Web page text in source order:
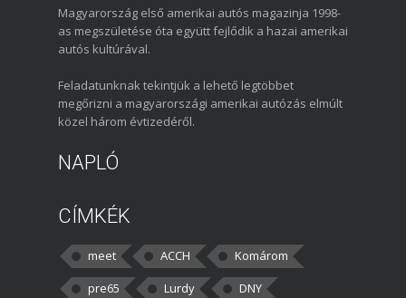
Magyarország első amerikai autós magazinja 1998-
as megszületése óta együtt fejlődik a hazai amerikai
autós kultúrával.
Feladatunknak tekintjük a lehető legtöbbet
megőrizni a magyarországi amerikai autózás elmúlt
közel három évtizedéről.
NAPLÓ
CÍMKÉK
meet ACCH
Komárom
pre65
Lurdy
DNY